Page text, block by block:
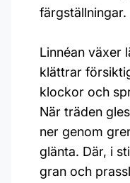
Linnéan växer
klättrar
klockor och
När träden
ner genom
glänta. Där, i
gran och